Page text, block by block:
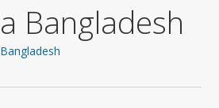
Bangladesh